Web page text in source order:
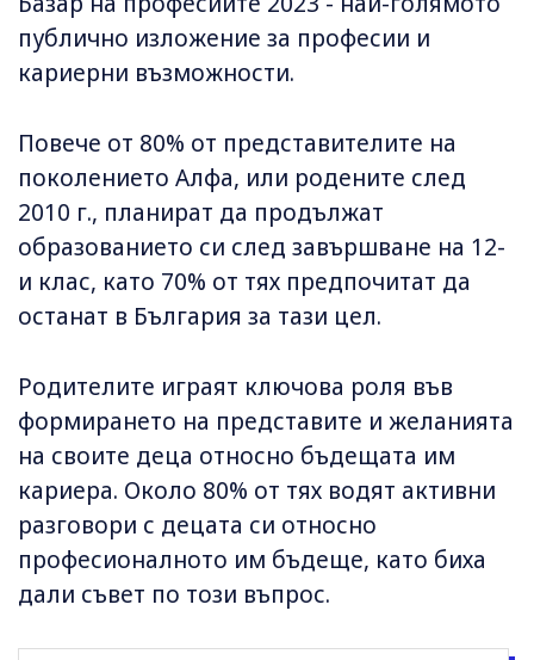
публично изложение за професии и
кариерни възможности.
Повече от 80% от представителите на
поколението Алфа, или родените след
2010 г., планират да продължат
образованието си след завършване на 12-
и клас, като 70% от тях предпочитат да
останат в България за тази цел.
Родителите играят ключова роля във
формирането на представите и желанията
на своите деца относно бъдещата им
кариера. Около 80% от тях водят активни
разговори с децата си относно
професионалното им бъдеще, като биха
дали съвет по този въпрос.